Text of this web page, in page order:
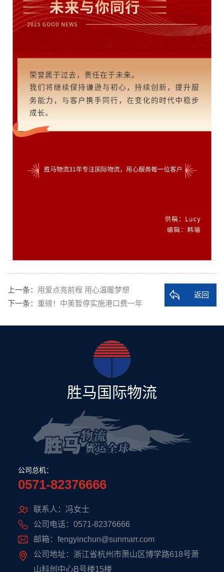
上一条：
用爱点亮前程 用心温暖梦想
下一条： 重磅！中美暂停实施港口费一年
返回
胜马国际物流
公司总机：
0571-82376666
联系人：冯女士
公司电话：0571-82376666
邮箱：fengyinchun@sunmarr.com
公司地址：浙江省杭州市萧山区博学路618号萧
山科创中心B号楼15楼